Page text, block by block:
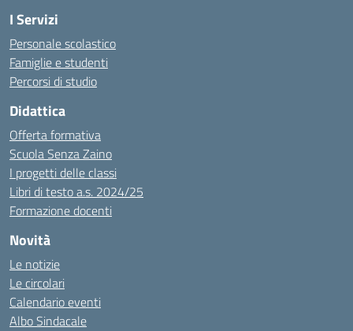
I Servizi
Personale scolastico
Famiglie e studenti
Percorsi di studio
Didattica
Offerta formativa
Scuola Senza Zaino
I progetti delle classi
Libri di testo a.s. 2024/25
Formazione docenti
Novità
Le notizie
Le circolari
Calendario eventi
Albo Sindacale